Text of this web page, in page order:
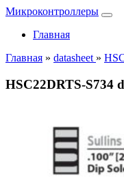
Микроконтроллеры
Главная
Главная » datasheet »
HSC22DRTS-S734